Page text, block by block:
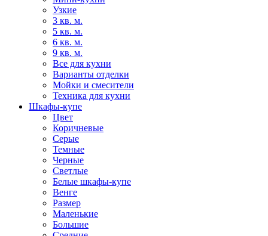
Узкие
3 кв. м.
5 кв. м.
6 кв. м.
9 кв. м.
Все для кухни
Варианты отделки
Мойки и смесители
Техника для кухни
Шкафы-купе
Цвет
Коричневые
Серые
Темные
Черные
Светлые
Белые шкафы-купе
Венге
Размер
Маленькие
Большие